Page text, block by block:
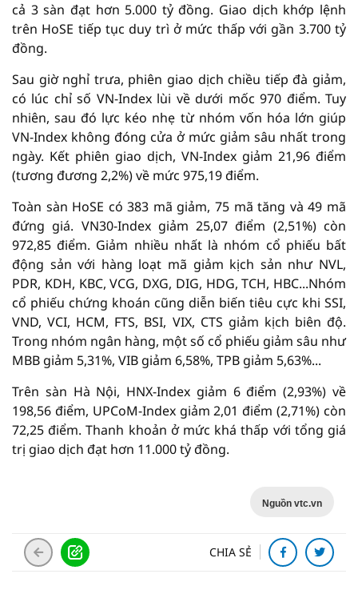
cả 3 sàn đạt hơn 5.000 tỷ đồng. Giao dịch khớp lệnh
trên HoSE tiếp tục duy trì ở mức thấp với gần 3.700 tỷ
đồng.
Sau giờ nghỉ trưa, phiên giao dịch chiều tiếp đà giảm,
có lúc chỉ số VN-Index lùi về dưới mốc 970 điểm. Tuy
nhiên, sau đó lực kéo nhẹ từ nhóm vốn hóa lớn giúp
VN-Index không đóng cửa ở mức giảm sâu nhất trong
ngày. Kết phiên giao dịch, VN-Index giảm 21,96 điểm
(tương đương 2,2%) về mức 975,19 điểm.
Toàn sàn HoSE có 383 mã giảm, 75 mã tăng và 49 mã
đứng giá. VN30-Index giảm 25,07 điểm (2,51%) còn
972,85 điểm. Giảm nhiều nhất là nhóm cổ phiếu bất
động sản với hàng loạt mã giảm kịch sản như NVL,
PDR, KDH, KBC, VCG, DXG, DIG, HDG, TCH, HBC...Nhóm
cổ phiếu chứng khoán cũng diễn biến tiêu cực khi SSI,
VND, VCI, HCM, FTS, BSI, VIX, CTS giảm kịch biên độ.
Trong nhóm ngân hàng, một số cổ phiếu giảm sâu như
MBB giảm 5,31%, VIB giảm 6,58%, TPB giảm 5,63%...
Trên sàn Hà Nội, HNX-Index giảm 6 điểm (2,93%) về
198,56 điểm, UPCoM-Index giảm 2,01 điểm (2,71%) còn
72,25 điểm. Thanh khoản ở mức khá thấp với tổng giá
trị giao dịch đạt hơn 11.000 tỷ đồng.
Nguồn vtc.vn
CHIA SẺ